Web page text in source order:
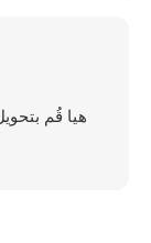
هيا قُم